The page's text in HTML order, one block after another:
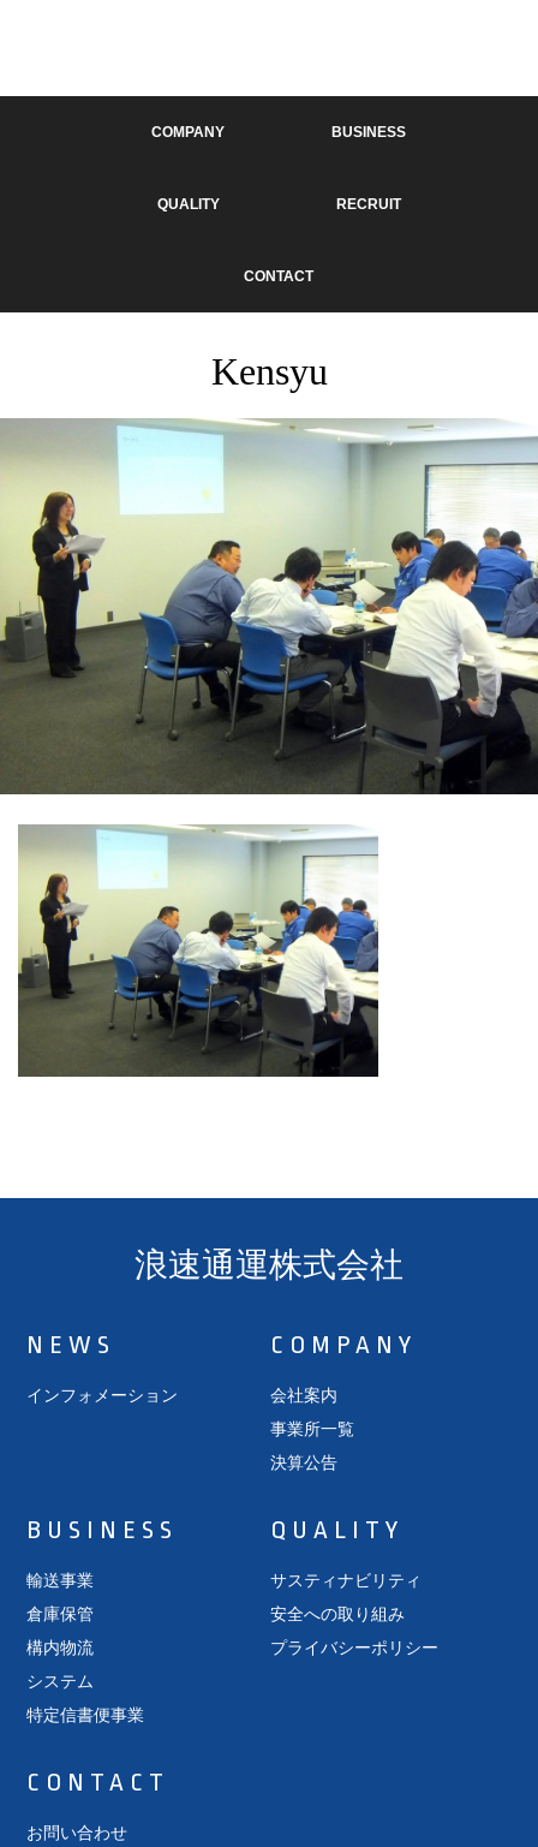
COMPANY BUSINESS
QUALITY RECRUIT
CONTACT
Kensyu
浪速通運株式会社
NEWS
インフォメーション
COMPANY
会社案内
事業所一覧
決算公告
BUSINESS
輸送事業
倉庫保管
構内物流
システム
特定信書便事業
QUALITY
サスティナビリティ
安全への取り組み
プライバシーポリシー
CONTACT
お問い合わせ